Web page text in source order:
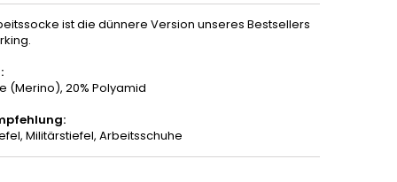
ist die dünnere Version unseres Bestsellers
(Merino), 20% Polyamid
Militärstiefel, Arbeitsschuhe